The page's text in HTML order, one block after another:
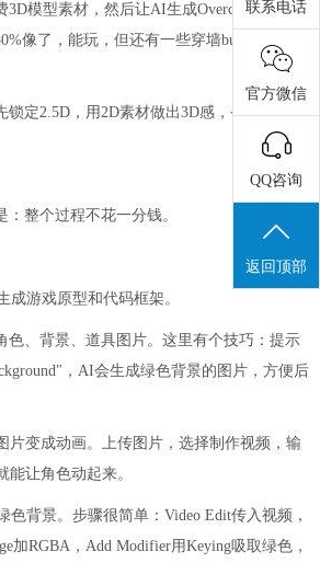
模型素材，然后让AI生成Overcooked类游
像了，能玩，但还有一些穿墙bug需要修
锁定2.5D，用2D素材做出3D感，省掉3D素
整个过程不花一分钱。
成游戏原型和代码框架。
色、背景、道具图片。这里有个技巧：提示
，AI会生成绿色背景的图片，方便后
片变成动画。上传图片，选择制作视频，输
能让角色动起来。
色背景。步骤很简单：Video Edit传入视频，
加RGBA，Add Modifier用Keying吸取绿色，
联系电话
官方微信
QQ咨询
返回顶部